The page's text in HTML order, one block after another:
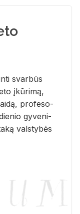
svar­būs
įkū­ri­mą,
pro­fe­so­
gy­ve­ni­
vals­ty­bės